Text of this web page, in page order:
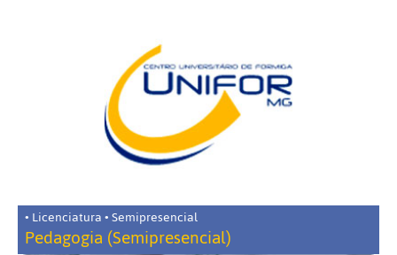
• Licenciatura • Semipresencial
Pedagogia (Semipresencial)